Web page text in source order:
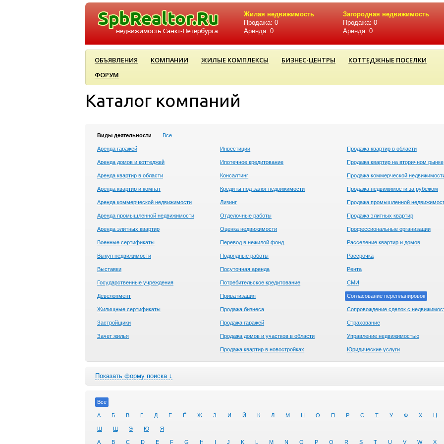
Жилая недвижимость
Продажа: 0
Аренда: 0
Загородная недвижимость
Продажа: 0
Аренда: 0
ОБЪЯВЛЕНИЯ КОМПАНИИ ЖИЛЫЕ КОМПЛЕКСЫ БИЗНЕС-ЦЕНТРЫ
КОТТЕДЖНЫЕ ПОСЕЛКИ
ФОРУМ
Каталог компаний
Виды деятельности Все
Аренда гаражей
Аренда домов и коттеджей
Аренда квартир в области
Аренда квартир и комнат
Аренда коммерческой недвижимости
Аренда промышленной недвижимости
Аренда элитных квартир
Военные сертификаты
Выкуп недвижимости
Выставки
Государственные учреждения
Девелопмент
Жилищные сертификаты
Застройщики
Зачет жилья
Инвестиции
Ипотечное кредитование
Консалтинг
Кредиты под залог недвижимости
Лизинг
Отделочные работы
Оценка недвижимости
Перевод в нежилой фонд
Подрядные работы
Посуточная аренда
Потребительское кредитование
Приватизация
Продажа бизнеса
Продажа гаражей
Продажа домов и участков в области
Продажа квартир в новостройках
Продажа квартир в области
Продажа квартир на вторичном рынке
Продажа коммерческой
Продажа недвижимости за рубежом
Продажа промышленной
Продажа элитных квартир
Профессиональные организации
Расселение квартир и домов
Рассрочка
Рента
СМИ
Согласование перепланировок
Сопровождение сделок с
Страхование
Управление недвижимостью
Юридические услуги
Показать форму поиска ↓
Все
А Б В Г Д Е Ё Ж З И Й К Л М Н О П Р С Т У Ф Х Ц
Ш Щ Э Ю Я
A B C D E F G H I J K L M N O P Q R S T U V W X